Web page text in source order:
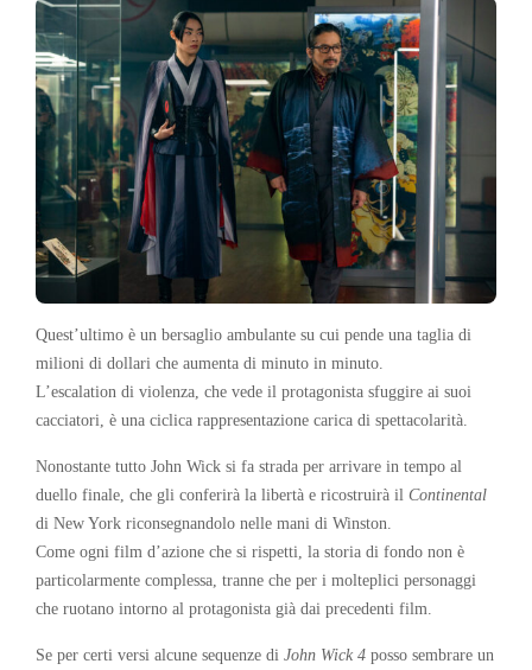
Quest’ultimo è un bersaglio ambulante su cui pende una taglia di
milioni di dollari che aumenta di minuto in minuto.
L’escalation di violenza, che vede il protagonista sfuggire ai suoi
cacciatori, è una ciclica rappresentazione carica di spettacolarità.
Nonostante tutto John Wick si fa strada per arrivare in tempo al
duello finale, che gli conferirà la libertà e ricostruirà il Continental
di New York riconsegnandolo nelle mani di Winston.
Come ogni film d’azione che si rispetti, la storia di fondo non è
particolarmente complessa, tranne che per i molteplici personaggi
che ruotano intorno al protagonista già dai precedenti film.
Se per certi versi alcune sequenze di John Wick 4 posso sembrare un